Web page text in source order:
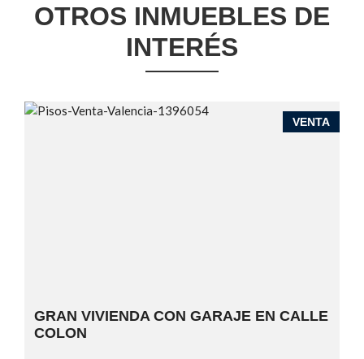
OTROS INMUEBLES DE
INTERÉS
VENTA
GRAN VIVIENDA CON GARAJE EN CALLE
COLON